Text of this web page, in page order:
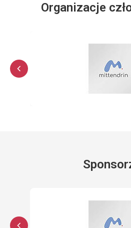
Organizacje